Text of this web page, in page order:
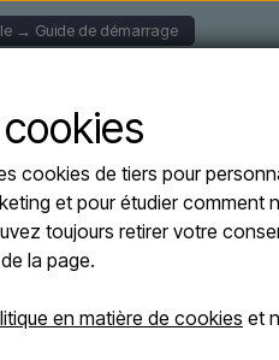
→ Guide de démarrage
inoxydable avec douchette en cuivre
Sined CHIA
acier
cuivre
cookies de tiers pour
et pour étudier comment
toujours retirer votre
la page.
en matière de cookies et